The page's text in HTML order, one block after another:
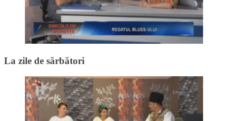
La zile de sărbători